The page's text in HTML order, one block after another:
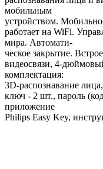
мобильным
устройством.
работает на WiFi.
мира. Автомати-
ческое закрытие.
видеосвязи, 4-
комплектация:
3D-распознавание
ключ - 2 шт., пароль
приложение
Philips Easy Key,